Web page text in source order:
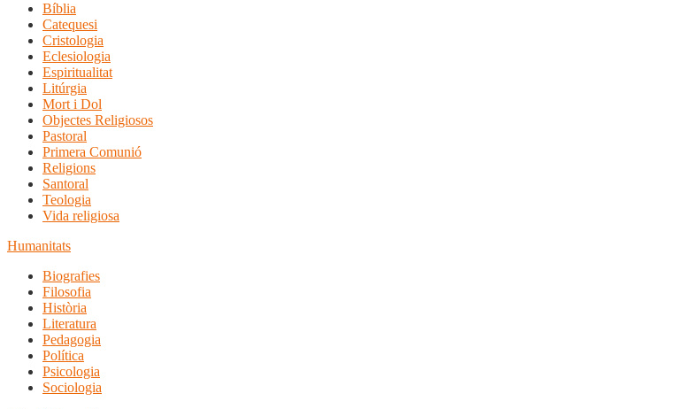
Bíblia
Catequesi
Cristologia
Eclesiologia
Espiritualitat
Litúrgia
Mort i Dol
Objectes Religiosos
Pastoral
Primera Comunió
Religions
Santoral
Teologia
Vida religiosa
Humanitats
Biografies
Filosofia
Història
Literatura
Pedagogia
Política
Psicologia
Sociologia